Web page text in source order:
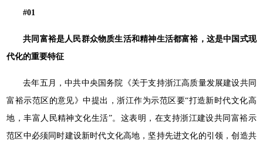
#01
共同富裕是人民群众物质生活和精神生活都富裕，这是中国式现
代化的重要特征
去年五月，中共中央国务院《关于支持浙江高质量发展建设共同
富裕示范区的意见》中提出，浙江作为示范区要“打造新时代文化高
地，丰富人民精神文化生活”。这表明，在支持浙江建设共同富裕示
范区中必须同时建设新时代文化高地，坚持先进文化的引领，创造共